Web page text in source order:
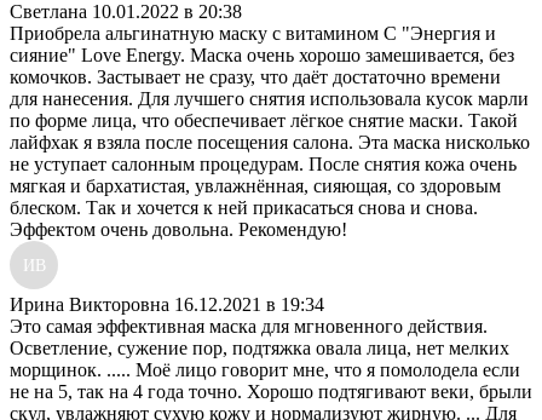
Светлана 10.01.2022 в 20:38
Приобрела альгинатную маску с витамином С "Энергия и
сияние" Love Energy. Маска очень хорошо замешивается, без
комочков. Застывает не сразу, что даёт достаточно времени
для нанесения. Для лучшего снятия использовала кусок марли
по форме лица, что обеспечивает лёгкое снятие маски. Такой
лайфхак я взяла после посещения салона. Эта маска нисколько
не уступает салонным процедурам. После снятия кожа очень
мягкая и бархатистая, увлажнённая, сияющая, со здоровым
блеском. Так и хочется к ней прикасаться снова и снова.
Эффектом очень довольна. Рекомендую!
ИВ
Ирина Викторовна 16.12.2021 в 19:34
Это самая эффективная маска для мгновенного действия.
Осветление, сужение пор, подтяжка овала лица, нет мелких
морщинок. ..... Моё лицо говорит мне, что я помолодела если
не на 5, так на 4 года точно. Хорошо подтягивают веки, брыли
скул, увлажняют сухую кожу и нормализуют жирную. ... Для